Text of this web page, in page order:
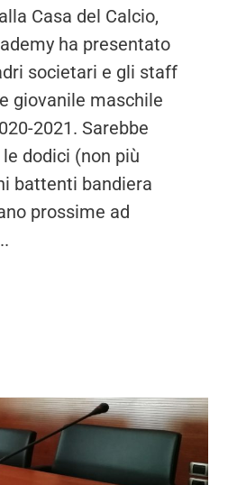
Casa del Calcio,
ha presentato
societari e gli staff
giovanile maschile
2021. Sarebbe
dodici (non più
battenti bandiera
prossime ad